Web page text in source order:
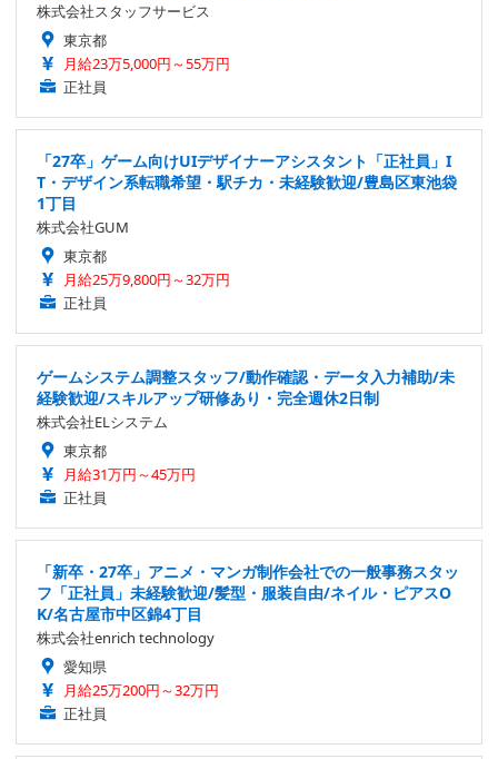
株式会社スタッフサービス
東京都
月給23万5,000円～55万円
正社員
「27卒」ゲーム向けUIデザイナーアシスタント「正社員」I
T・デザイン系転職希望・駅チカ・未経験歓迎/豊島区東池袋
1丁目
株式会社GUM
東京都
月給25万9,800円～32万円
正社員
ゲームシステム調整スタッフ/動作確認・データ入力補助/未
経験歓迎/スキルアップ研修あり・完全週休2日制
株式会社ELシステム
東京都
月給31万円～45万円
正社員
「新卒・27卒」アニメ・マンガ制作会社での一般事務スタッ
フ「正社員」未経験歓迎/髪型・服装自由/ネイル・ピアスO
K/名古屋市中区錦4丁目
株式会社enrich technology
愛知県
月給25万200円～32万円
正社員